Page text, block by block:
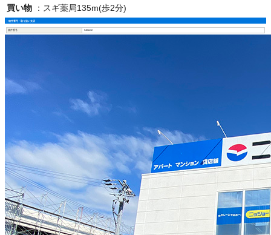
買い物
： スギ薬局135m(歩2分)
物件番号・取り扱い支店
物件番号 5401432